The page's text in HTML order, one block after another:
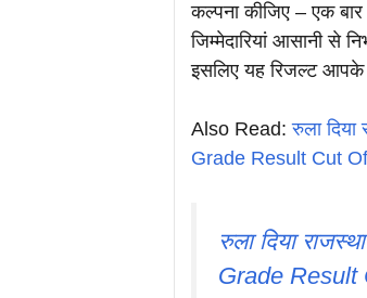
कल्पना कीजिए – एक बार
जिम्मेदारियां आसानी से
इसलिए यह रिजल्ट आपके
Also Read:रुला
Grade Result Cut
रुला दिया
Grade Result